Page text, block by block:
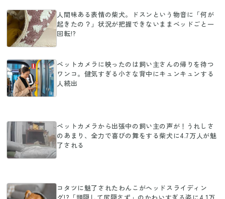
人間味ある表情の柴犬。ドスンという物音に「何が
起きたの？」状況が把握できないままベッドごと一
回転!?
ペットカメラに映ったのは飼い主さんの帰りを待つ
ワンコ。健気すぎる小さな背中にキュンキュンする
人続出
ペットカメラから出張中の飼い主の声が！うれしさ
のあまり、全力で喜びの舞をする柴犬に4.7万人が魅
了される
コタツに魅了されたわんこがヘッドスライディン
グ!?「頭隠して尻隠さず」のかわいすぎる姿に4.1万